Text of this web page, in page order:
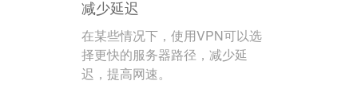
减少延迟
在某些情况下，使用VPN可以选
择更快的服务器路径，减少延
迟，提高网速。